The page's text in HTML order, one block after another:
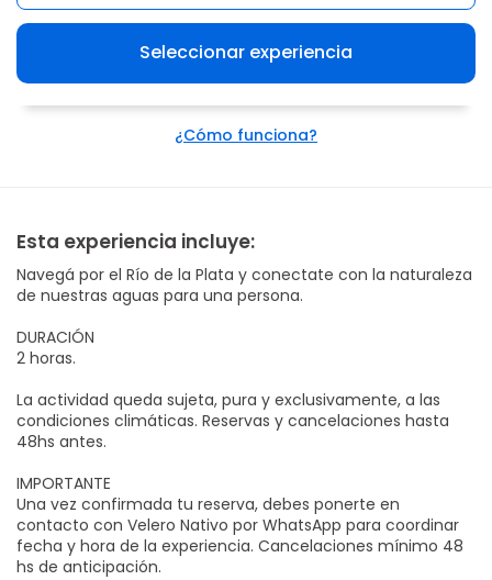
Seleccionar experiencia
¿Cómo funciona?
Esta experiencia incluye:
Navegá por el Río de la Plata y conectate con la naturaleza
de nuestras aguas para una persona.
DURACIÓN
2 horas.
La actividad queda sujeta, pura y exclusivamente, a las
condiciones climáticas. Reservas y cancelaciones hasta
48hs antes.
IMPORTANTE
Una vez confirmada tu reserva, debes ponerte en
contacto con Velero Nativo por WhatsApp para coordinar
fecha y hora de la experiencia. Cancelaciones mínimo 48
hs de anticipación.